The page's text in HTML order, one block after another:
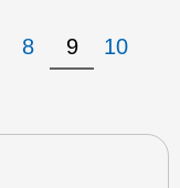
8 9
10